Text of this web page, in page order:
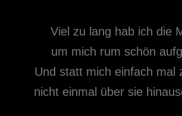
Viel zu lang hab ich die
um mich rum schön
Und statt mich einfach mal
nicht einmal über sie